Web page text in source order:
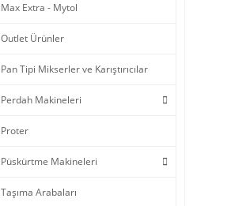
Max Extra - Mytol
Outlet Ürünler
Pan Tipi Mikserler ve Karıştırıcılar
Perdah Makineleri
Proter
Püskürtme Makineleri
Taşıma Arabaları